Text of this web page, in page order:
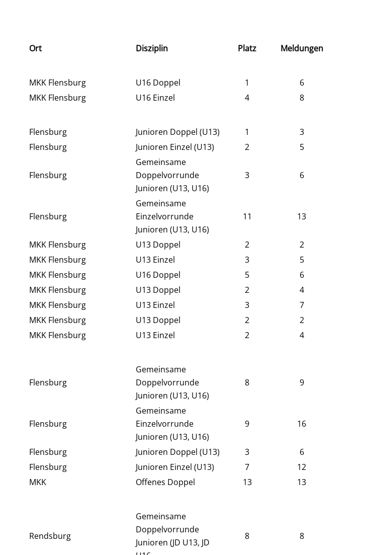
Ort Disziplin Platz Meldungen
MKK Flensburg U16 Doppel 1
6
MKK Flensburg U16 Einzel 4 8
Flensburg Junioren Doppel (U13) 1
3
Flensburg Junioren Einzel (U13) 2 5
Flensburg
Gemeinsame
Doppelvorrunde
Junioren (U13, U16)
3 6
Flensburg
Gemeinsame
Einzelvorrunde
Junioren (U13, U16)
11 13
MKK Flensburg U13 Doppel 2
2
MKK Flensburg U13 Einzel 3
5
MKK Flensburg U16 Doppel 5
6
MKK Flensburg U13 Doppel 2
4
MKK Flensburg U13 Einzel 3
7
MKK Flensburg U13 Doppel 2
2
MKK Flensburg U13 Einzel 2 4
Flensburg
Gemeinsame
Doppelvorrunde
Junioren (U13, U16)
8 9
Flensburg
Gemeinsame
Einzelvorrunde
Junioren (U13, U16)
9 16
Flensburg Junioren Doppel (U13) 3
6
Flensburg Junioren Einzel (U13) 7
12
MKK Offenes Doppel 13 13
Rendsburg
Gemeinsame
Doppelvorrunde
Junioren (JD U13, JD
8 8